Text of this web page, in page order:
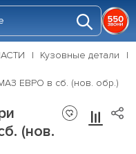
Кузовные детали
ЕВРО в сб. (нов. обр.)
(нов.